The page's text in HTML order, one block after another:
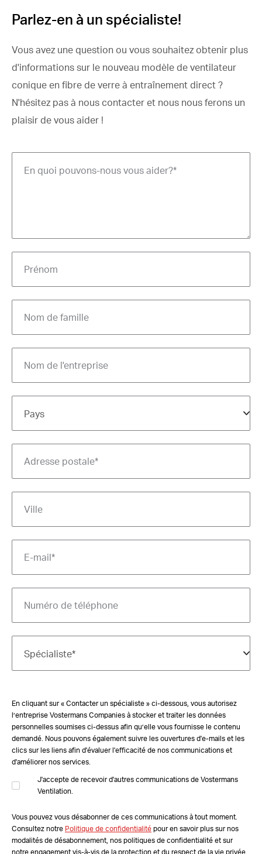
Parlez-en à un spécialiste!
Vous avez une question ou vous souhaitez obtenir plus
d'informations sur le nouveau modèle de ventilateur
conique en fibre de verre à entraînement direct ?
N'hésitez pas à nous contacter et nous nous ferons un
plaisir de vous aider !
En cliquant sur « Contacter un spécialiste » ci-dessous, vous autorisez
l’entreprise Vostermans Companies à stocker et traiter les données
personnelles soumises ci-dessus afin qu’elle vous fournisse le contenu
demandé. Nous pouvons également suivre les ouvertures d'e-mails et les
clics sur les liens afin d'évaluer l'efficacité de nos communications et
d'améliorer nos services.
J'accepte de recevoir d'autres communications de Vostermans
Ventilation.
Vous pouvez vous désabonner de ces communications à tout moment.
Consultez notre Politique de confidentialité pour en savoir plus sur nos
modalités de désabonnement, nos politiques de confidentialité et sur
notre engagement vis-à-vis de la protection et du respect de la vie privée.